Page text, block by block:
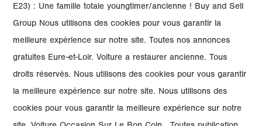
E23) : Une famille totale youngtimer/ancienne ! Buy and Sell
Group Nous utilisons des cookies pour vous garantir la
meilleure expérience sur notre site. Toutes nos annonces
gratuites Eure-et-Loir. Voiture a restaurer ancienne. Tous
droits réservés. Nous utilisons des cookies pour vous garantir
la meilleure expérience sur notre site. Nous utilisons des
cookies pour vous garantir la meilleure expérience sur notre